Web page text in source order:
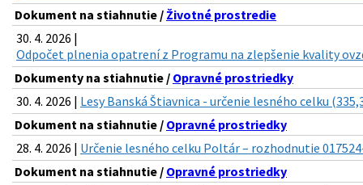
Dokument na stiahnutie / Životné prostredie
30. 4. 2026 |
Odpočet plnenia opatrení z Programu na zlepšenie kvality
Dokumenty na stiahnutie / Opravné prostriedky
30. 4. 2026 | Lesy Banská Štiavnica - určenie lesného celku
Dokument na stiahnutie / Opravné prostriedky
28. 4. 2026 | Určenie lesného celku Poltár – rozhodnutie
Dokument na stiahnutie / Opravné prostriedky